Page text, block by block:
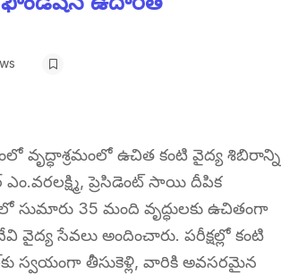
వృద్ధాశ్రమంలో ఉచిత కంటి వైద్య శిబిరాన్ని
ప్రెసిడెంట్ సాయి దీపిక
35 మంది వృద్ధులకు ఉచితంగా
వైద్య సేవలు అందించారు. పరీక్షల్లో కంటి
స్వయంగా తీసుకెళ్లి, వారికి అవసరమైన